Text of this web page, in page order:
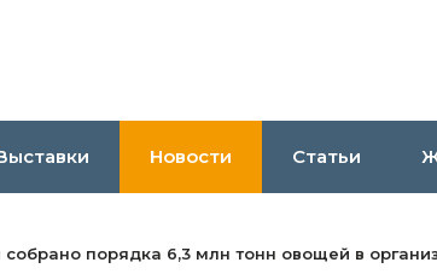
Новости Статьи
собрано порядка 6,3 млн тонн овощей в